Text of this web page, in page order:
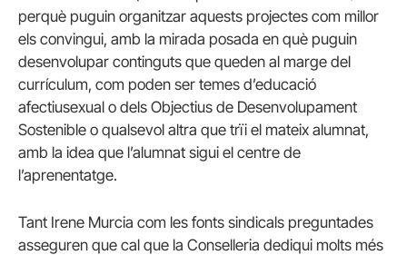
perquè puguin organitzar aquests projectes com millor
els convingui, amb la mirada posada en què puguin
desenvolupar continguts que queden al marge del
currículum, com poden ser temes d’educació
afectiusexual o dels Objectius de Desenvolupament
Sostenible o qualsevol altra que trïi el mateix alumnat,
amb la idea que l’alumnat sigui el centre de
l’aprenentatge.
Tant Irene Murcia com les fonts sindicals preguntades
asseguren que cal que la Conselleria dediqui molts més